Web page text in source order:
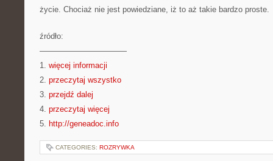
życie. Chociaż nie jest powiedziane, iż to aż takie bardzo proste.
źródło:
———————————
1. więcej informacji
2. przeczytaj wszystko
3. przejdź dalej
4. przeczytaj więcej
5. http://geneadoc.info
CATEGORIES: ROZRYWKA